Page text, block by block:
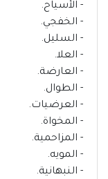
- الأسياح.
- الخفجي.
- السليل.
- العلا.
- العارضة.
- الطوال.
- العرضيات.
- المخواة.
- المزاحمية.
- المويه.
- النبهانية.